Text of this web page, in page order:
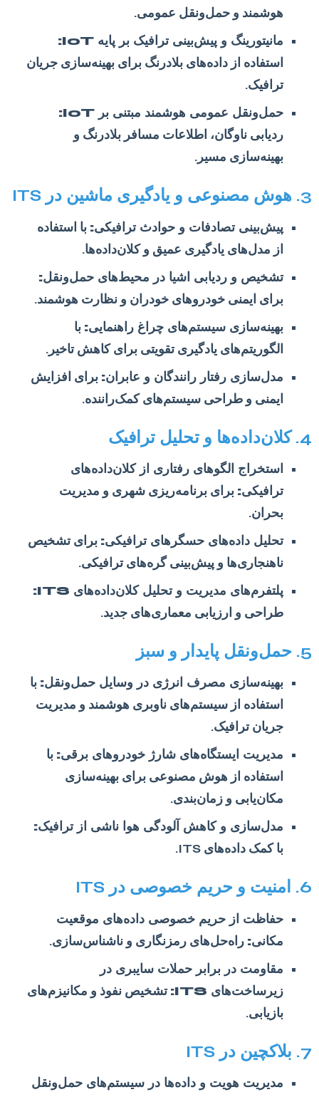
هوشمند و حمل‌ونقل عمومی.
مانیتورینگ و پیش‌بینی ترافیک بر پایه IoT:
استفاده از داده‌های بلادرنگ برای بهینه‌سازی جریان
ترافیک.
حمل‌ونقل عمومی هوشمند مبتنی بر IoT:
ردیابی ناوگان، اطلاعات مسافر بلادرنگ و
بهینه‌سازی مسیر.
3. هوش مصنوعی و یادگیری ماشین در ITS
پیش‌بینی تصادفات و حوادث ترافیکی: با استفاده
از مدل‌های یادگیری عمیق و کلان‌داده‌ها.
تشخیص و ردیابی اشیا در محیط‌های حمل‌ونقل:
برای ایمنی خودروهای خودران و نظارت هوشمند.
بهینه‌سازی سیستم‌های چراغ راهنمایی: با
الگوریتم‌های یادگیری تقویتی برای کاهش تاخیر.
مدل‌سازی رفتار رانندگان و عابران: برای افزایش
ایمنی و طراحی سیستم‌های کمک‌راننده.
4. کلان‌داده‌ها و تحلیل ترافیک
استخراج الگوهای رفتاری از کلان‌داده‌های
ترافیکی: برای برنامه‌ریزی شهری و مدیریت
بحران.
تحلیل داده‌های حسگرهای ترافیکی: برای تشخیص
ناهنجاری‌ها و پیش‌بینی گره‌های ترافیکی.
پلتفرم‌های مدیریت و تحلیل کلان‌داده‌های ITS:
طراحی و ارزیابی معماری‌های جدید.
5. حمل‌ونقل پایدار و سبز
بهینه‌سازی مصرف انرژی در وسایل حمل‌ونقل: با
استفاده از سیستم‌های ناوبری هوشمند و مدیریت
جریان ترافیک.
مدیریت ایستگاه‌های شارژ خودروهای برقی: با
استفاده از هوش مصنوعی برای بهینه‌سازی
مکان‌یابی و زمان‌بندی.
مدل‌سازی و کاهش آلودگی هوا ناشی از ترافیک:
با کمک داده‌های ITS.
6. امنیت و حریم خصوصی در ITS
حفاظت از حریم خصوصی داده‌های موقعیت
مکانی: راه‌حل‌های رمزنگاری و ناشناس‌سازی.
مقاومت در برابر حملات سایبری در
زیرساخت‌های ITS:
تشخیص نفوذ و مکانیزم‌های
بازیابی.
7. بلاکچین در ITS
مدیریت هویت و داده‌ها در سیستم‌های حمل‌ونقل